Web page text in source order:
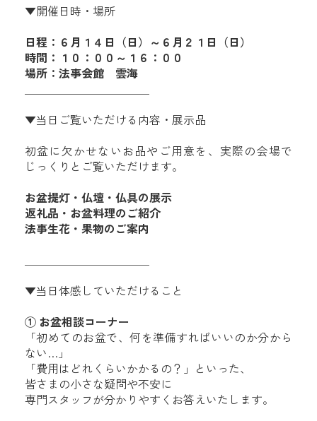
▼開催日時・場所
日程：６月１４日（日）～６月２１日（日）
時間：１０：００～１６：００
場所：法事会館 雲海
▼当日ご覧いただける内容・展示品
初盆に欠かせないお品やご用意を、実際の会場で
じっくりとご覧いただけます。
お盆提灯・仏壇・仏具の展示
返礼品・お盆料理のご紹介
法事生花・果物のご案内
▼当日体感していただけること
① お盆相談コーナー
「初めてのお盆で、何を準備すればいいのか分から
ない…」
「費用はどれくらいかかるの？」といった、
皆さまの小さな疑問や不安に
専門スタッフが分かりやすくお答えいたします。